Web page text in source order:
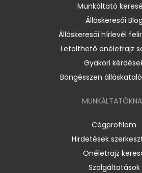
Munkáltató
Álláskeresői Blog
Álláskeresői hírlevél
Letölthető önéletrajz
Gyakori
Böngésszen
Cégprofilom
Hirdetések
Önéletrajz
Szolgáltatások